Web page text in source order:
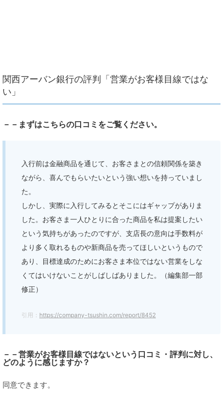
関西アーバン銀行の評判「営業がお客様目線ではな
い」
－－まずはこちらの口コミをご覧ください。
入行前は金融商品を通じて、お客さまとの信頼関係を築き
ながら、喜んでもらいたいという強い想いを持っていまし
た。
しかし、実際に入行してみるとそこにはギャップがありま
した。お客さま一人ひとりに合った商品を私は提案したい
という気持ちがあったのですが、支店長の意向は手数料が
より多く取れるものや新商品を売ってほしいというもので
あり、目標達成のためにお客さま本位ではない営業をしな
くてはいけないことがしばしばありました。（編集部一部
修正）
引用： https://company-tsushin.com/report/8452
－－営業がお客様目線ではないという口コミ・評判に対し、
どのように感じますか？
同意できます。